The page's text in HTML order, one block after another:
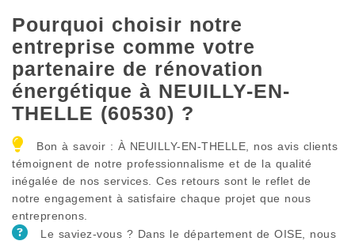
Pourquoi choisir notre
entreprise comme votre
partenaire de rénovation
énergétique à NEUILLY-EN-
THELLE (60530) ?
Bon à savoir : À NEUILLY-EN-THELLE, nos avis clients
témoignent de notre professionnalisme et de la qualité
inégalée de nos services. Ces retours sont le reflet de
notre engagement à satisfaire chaque projet que nous
entreprenons.
Le saviez-vous ? Dans le département de OISE, nous